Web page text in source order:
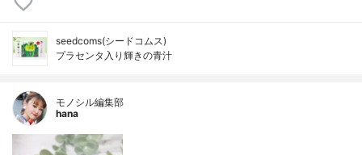
seedcoms(シードコムス)
プラセンタ入り輝きの青汁
モノシル編集部
hana